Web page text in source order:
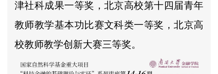
津社科成果一等奖，北京高校第十四届青年
教师教学基本功比赛文科类一等奖，北京高
校教师教学创新大赛三等奖。